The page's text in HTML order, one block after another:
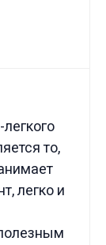
то,
легко и